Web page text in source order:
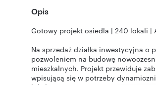
Opis
Gotowy projekt osiedla | 240 lokali |
Na sprzedaż działka inwestycyjna
pozwoleniem na budowę
mieszkalnych. Projekt przewiduje
wpisującą się w potrzeby